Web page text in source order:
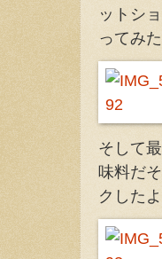
ットシ
ってみ
そして
味料だ
クした